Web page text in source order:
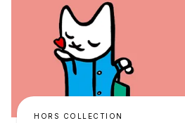
HORS COLLECTION